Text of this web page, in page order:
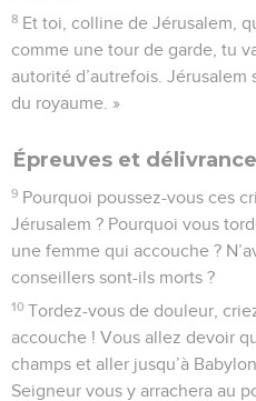
8 Et toi, colline de Jérusalem,
comme une tour de garde, tu
autorité d’autrefois.
du royaume. »
Épreuves et
9 Pourquoi poussez-vous ces
Jérusalem ? Pourquoi vous
une femme qui accouche ?
conseillers sont-ils morts ?
10 Tordez-vous de douleur,
accouche ! Vous allez devoir
champs et aller jusqu’à
Seigneur vous y arrachera au